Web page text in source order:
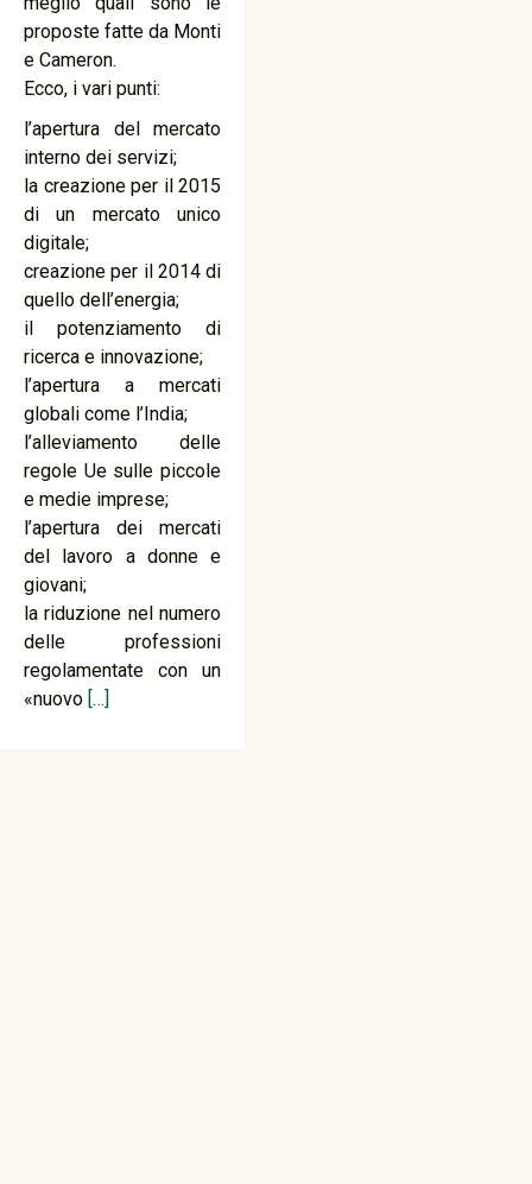
proposte fatte da Monti
e Cameron.
Ecco, i vari punti:
l’apertura del mercato
interno dei servizi;
la creazione per il 2015
di un mercato unico
digitale;
creazione per il 2014 di
quello dell’energia;
il potenziamento di
ricerca e innovazione;
l’apertura a mercati
globali come l’India;
l’alleviamento delle
regole Ue sulle piccole
e medie imprese;
l’apertura dei mercati
del lavoro a donne e
giovani;
la riduzione nel numero
delle professioni
regolamentate con un
«nuovo […]